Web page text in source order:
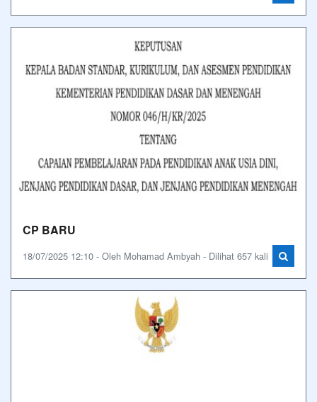
CP BARU
18/07/2025 12:10 - Oleh Mohamad Ambyah - Dilihat 657 kali